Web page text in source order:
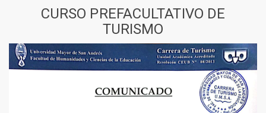
CURSO PREFACULTATIVO DE
TURISMO